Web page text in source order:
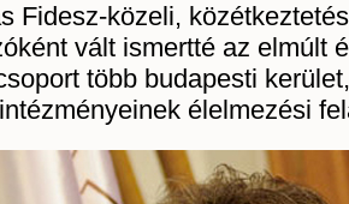
Fidesz-közeli,
vált ismertté az elmúlt
több budapesti
élelmezési